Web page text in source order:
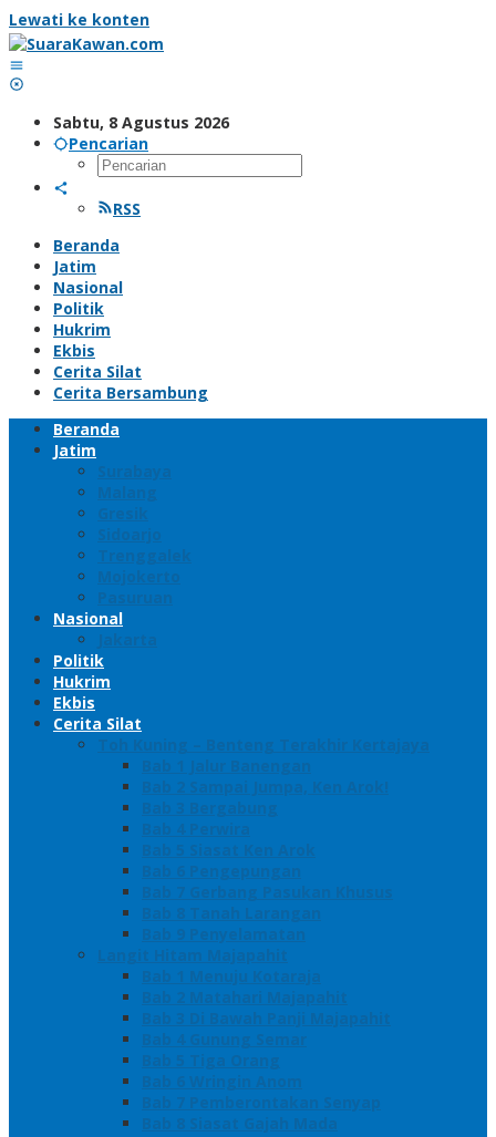
Lewati ke konten
Sabtu, 8 Agustus 2026
Pencarian
RSS
Beranda
Jatim
Nasional
Politik
Hukrim
Ekbis
Cerita Silat
Cerita Bersambung
Beranda
Jatim
Surabaya
Malang
Gresik
Sidoarjo
Trenggalek
Mojokerto
Pasuruan
Nasional
Jakarta
Politik
Hukrim
Ekbis
Cerita Silat
Toh Kuning – Benteng Terakhir Kertajaya
Bab 1 Jalur Banengan
Bab 2 Sampai Jumpa, Ken Arok!
Bab 3 Bergabung
Bab 4 Perwira
Bab 5 Siasat Ken Arok
Bab 6 Pengepungan
Bab 7 Gerbang Pasukan Khusus
Bab 8 Tanah Larangan
Bab 9 Penyelamatan
Langit Hitam Majapahit
Bab 1 Menuju Kotaraja
Bab 2 Matahari Majapahit
Bab 3 Di Bawah Panji Majapahit
Bab 4 Gunung Semar
Bab 5 Tiga Orang
Bab 6 Wringin Anom
Bab 7 Pemberontakan Senyap
Bab 8 Siasat Gajah Mada